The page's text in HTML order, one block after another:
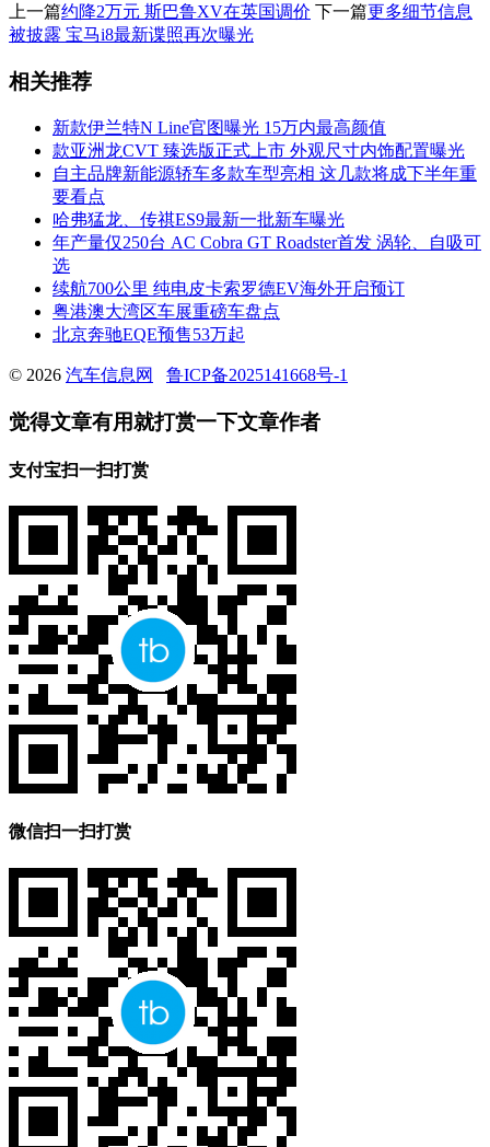
上一篇约降2万元 斯巴鲁XV在英国调价 下一篇更多细节信息
被披露 宝马i8最新谍照再次曝光
相关推荐
新款伊兰特N Line官图曝光 15万内最高颜值
款亚洲龙CVT 臻选版正式上市 外观尺寸内饰配置曝光
自主品牌新能源轿车多款车型亮相 这几款将成下半年重
要看点
哈弗猛龙、传祺ES9最新一批新车曝光
年产量仅250台 AC Cobra GT Roadster首发 涡轮、自吸可
选
续航700公里 纯电皮卡索罗德EV海外开启预订
粤港澳大湾区车展重磅车盘点
北京奔驰EQE预售53万起
© 2026 汽车信息网 鲁ICP备2025141668号-1
觉得文章有用就打赏一下文章作者
支付宝扫一扫打赏
微信扫一扫打赏